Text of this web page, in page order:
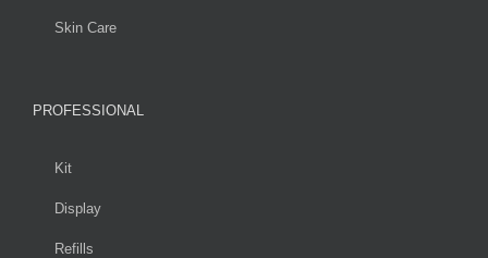
Skin Care
PROFESSIONAL
Kit
Display
Refills